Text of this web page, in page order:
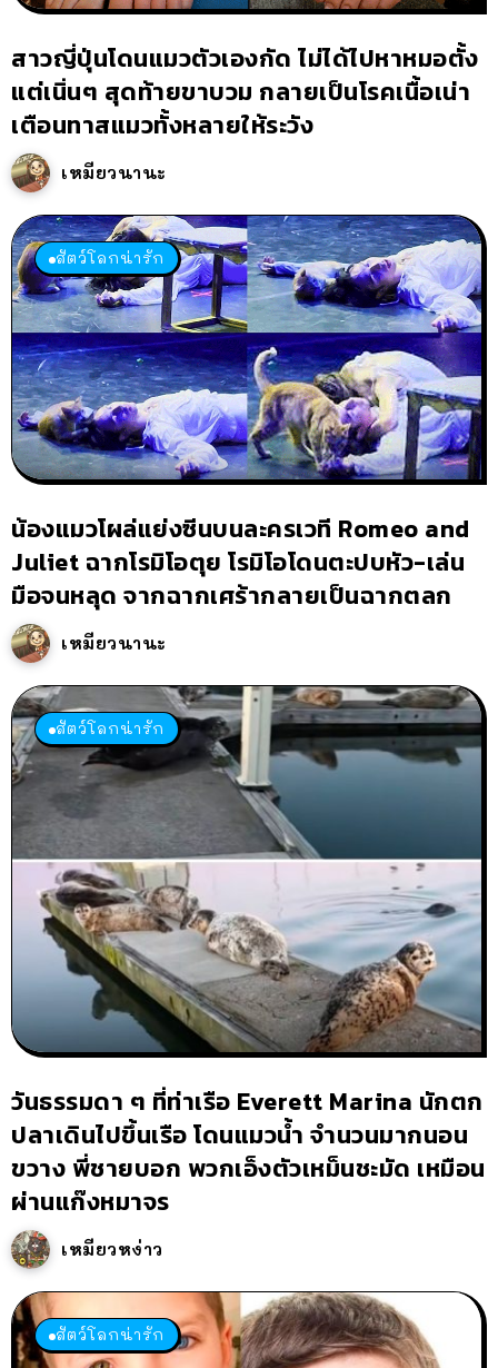
สาวญี่ปุ่นโดนแมวตัวเองกัด ไม่ได้ไปหาหมอตั้ง
แต่เนิ่นๆ สุดท้ายขาบวม กลายเป็นโรคเนื้อเน่า
เตือนทาสแมวทั้งหลายให้ระวัง
เหมียวนานะ
สัตว์โลกน่ารัก
น้องแมวโผล่แย่งซีนบนละครเวที Romeo and
Juliet ฉากโรมิโอตุย โรมิโอโดนตะปบหัว-เล่น
มือจนหลุด จากฉากเศร้ากลายเป็นฉากตลก
เหมียวนานะ
สัตว์โลกน่ารัก
วันธรรมดา ๆ ที่ท่าเรือ Everett Marina นักตก
ปลาเดินไปขึ้นเรือ โดนแมวน้ำ จำนวนมากนอน
ขวาง พี่ชายบอก พวกเอ็งตัวเหม็นชะมัด เหมือน
ผ่านแก๊งหมาจร
เหมียวหง่าว
สัตว์โลกน่ารัก